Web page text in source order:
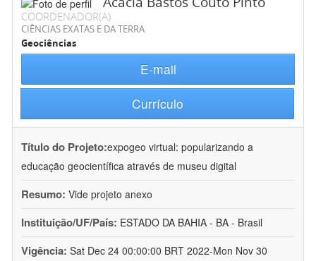
COORDENADOR(A)
CIÊNCIAS EXATAS E DA TERRA
Geociências
E-mail
Currículo
Título do Projeto:expogeo virtual: popularizando a
educação geocientífica através de museu digital
Resumo: Vide projeto anexo
Instituição/UF/País: ESTADO DA BAHIA - BA - Brasil
Vigência: Sat Dec 24 00:00:00 BRT 2022-Mon Nov 30